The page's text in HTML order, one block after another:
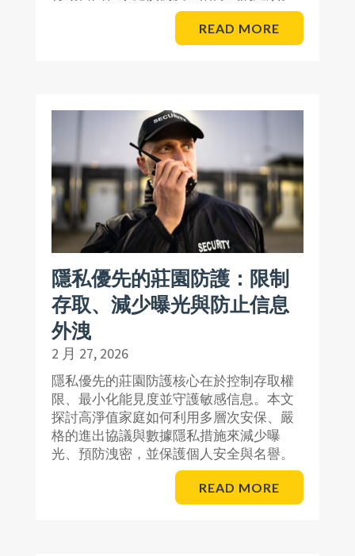
READ MORE
隱私優先的莊園防護：限制
存取、減少曝光與防止信息
外洩
2 月 27, 2026
隱私優先的莊園防護核心在於控制存取權
限、最小化能見度並守護敏感信息。本文
探討高淨值家庭如何利用多層次安保、嚴
格的進出協議與數據隱私措施來減少曝
光、預防洩密，並保護個人安全與名譽。
READ MORE